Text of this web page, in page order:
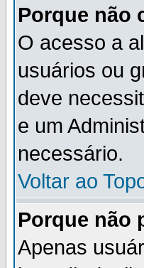
Porque não
O acesso a
usuários ou
deve
e um
necessário.
Voltar ao
Porque não
Apenas